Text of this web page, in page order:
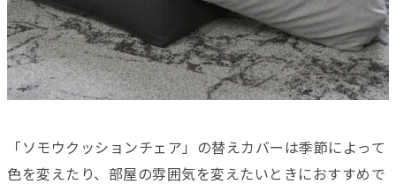
「ソモウクッションチェア」の替えカバーは季節によって
色を変えたり、部屋の雰囲気を変えたいときにおすすめで